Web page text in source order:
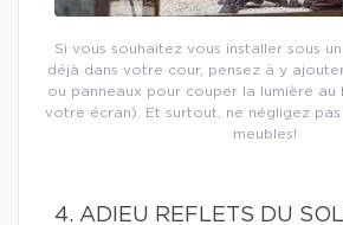
Si vous souhaitez vous installer sous
déjà dans votre cour, pensez à y
ou panneaux pour couper la lumière au
votre écran). Et surtout, ne négligez pas
meubles!
4. ADIEU REFLETS DU